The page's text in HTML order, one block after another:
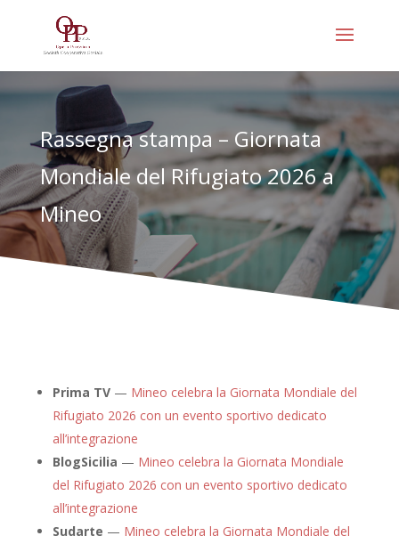
Rassegna stampa – Giornata
Mondiale del Rifugiato 2026 a
Mineo
Prima TV— Mineo celebra la Giornata Mondiale del
Rifugiato 2026 con un evento sportivo dedicato
all’integrazione
BlogSicilia — Mineo celebra la Giornata Mondiale
del Rifugiato 2026 con un evento sportivo dedicato
all’integrazione
Sudarte — Mineo celebra la Giornata Mondiale del